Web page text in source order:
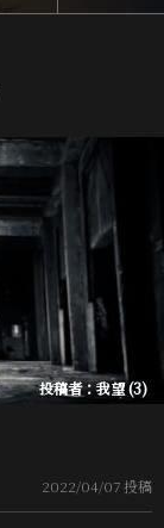
投稿者：我望 (3)
2022/04/07 投稿